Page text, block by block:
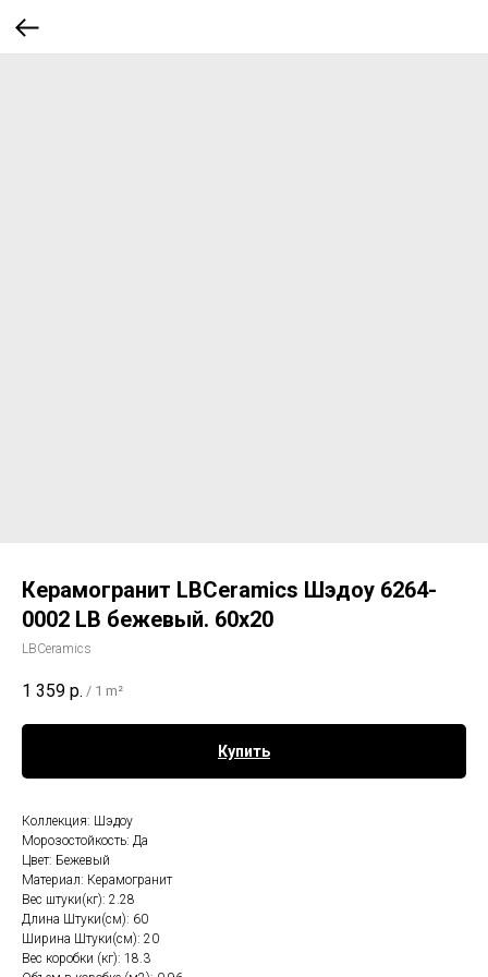
Керамогранит LBCeramics Шэдоу 6264-
0002 LB бежевый. 60х20
LBCeramics
1 359 р. / 1 m²
Купить
Коллекция: Шэдоу
Морозостойкость: Да
Цвет: Бежевый
Материал: Керамогранит
Вес штуки(кг): 2.28
Длина Штуки(см): 60
Ширина Штуки(см): 20
Вес коробки (кг): 18.3